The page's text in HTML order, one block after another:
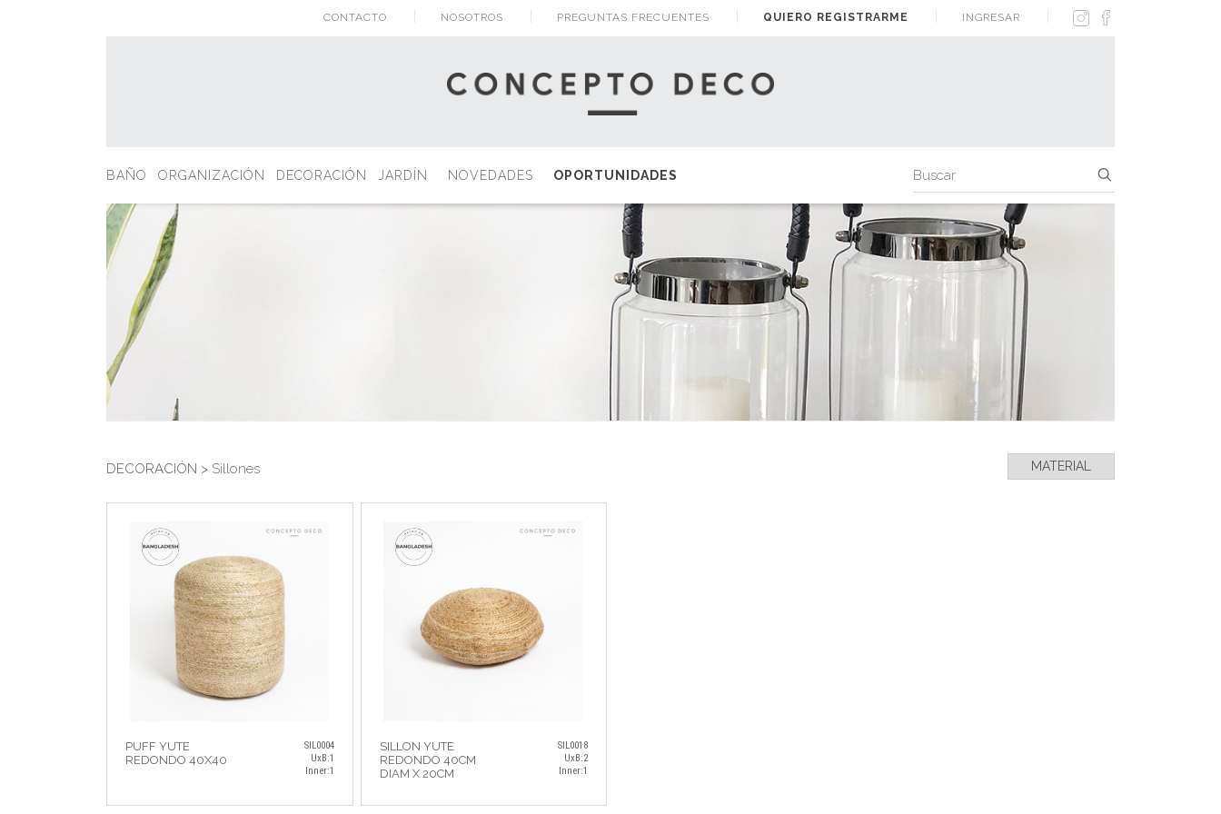
CONTACTO NOSOTROS PREGUNTAS FRECUENTES QUIERO REGISTRARME INGRESAR
BAÑO ORGANIZACIÓN DECORACIÓN JARDÍN NOVEDADES OPORTUNIDADES
DECORACIÓN > Sillones MATERIAL
PUFF YUTE
REDONDO 40X40
SIL0004
UxB:1
Inner:1
SILLON YUTE
REDONDO 40CM
DIAM X 20CM
SIL0018
UxB:2
Inner:1